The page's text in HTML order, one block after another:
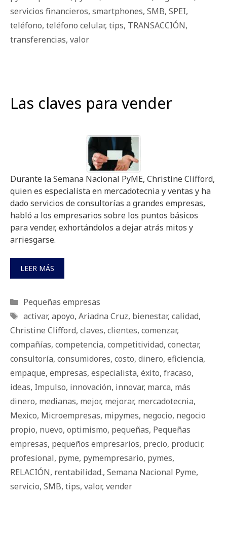
servicios financieros, smartphones, SMB, SPEI,
teléfono, teléfono celular, tips, TRANSACCIÓN,
transferencias, valor
Las claves para vender
Durante la Semana Nacional PyME, Christine Clifford,
quien es especialista en mercadotecnia y ventas y ha
dado servicios de consultorías a grandes empresas,
habló a los empresarios sobre los puntos básicos
para vender, exhortándolos a dejar atrás mitos y
arriesgarse.
LEER MÁS
Categorías
Pequeñas empresas
Etiquetas
activar, apoyo, Ariadna Cruz, bienestar, calidad,
Christine Clifford, claves, clientes, comenzar,
compañías, competencia, competitividad, conectar,
consultoría, consumidores, costo, dinero, eficiencia,
empaque, empresas, especialista, éxito, fracaso,
ideas, Impulso, innovación, innovar, marca, más
dinero, medianas, mejor, mejorar, mercadotecnia,
Mexico, Microempresas, mipymes, negocio, negocio
propio, nuevo, optimismo, pequeñas, Pequeñas
empresas, pequeños empresarios, precio, producir,
profesional, pyme, pymempresario, pymes,
RELACIÓN, rentabilidad., Semana Nacional Pyme,
servicio, SMB, tips, valor, vender